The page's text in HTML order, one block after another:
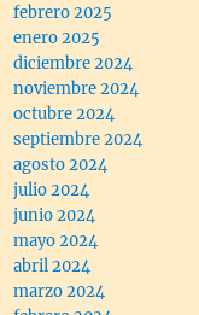
febrero 2025
enero 2025
diciembre 2024
noviembre 2024
octubre 2024
septiembre 2024
agosto 2024
julio 2024
junio 2024
mayo 2024
abril 2024
marzo 2024